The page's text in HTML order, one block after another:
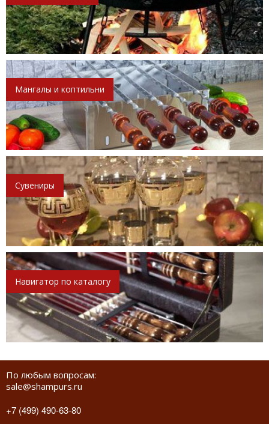
Мангалы и коптильни
Сувениры
Навигатор по каталогу
По любым вопросам:
sale@shampurs.ru
+7 (499) 490-63-80